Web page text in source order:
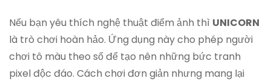
Nếu bạn yêu thích nghệ thuật điểm ảnh thì UNICORN
là trò chơi hoàn hảo. Ứng dụng này cho phép người
chơi tô màu theo số để tạo nên những bức tranh
pixel độc đáo. Cách chơi đơn giản nhưng mang lại